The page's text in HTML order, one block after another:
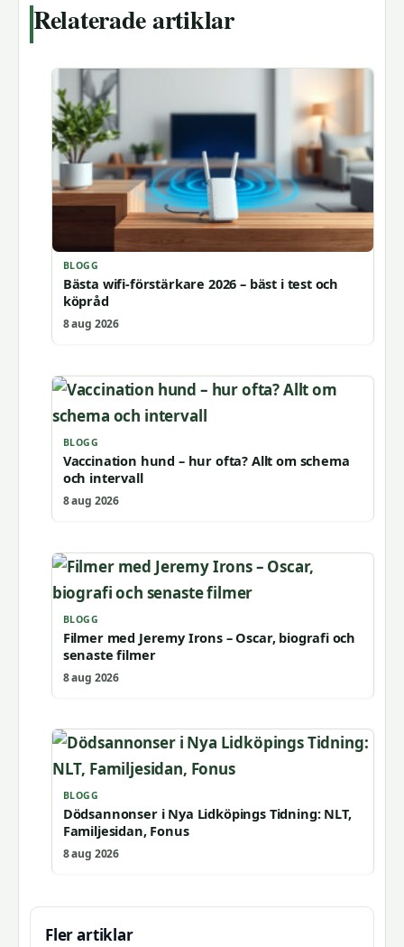
Relaterade artiklar
BLOGG
Bästa wifi-förstärkare 2026 – bäst i test och
köpråd
8 aug 2026
BLOGG
Vaccination hund – hur ofta? Allt om schema
och intervall
8 aug 2026
BLOGG
Filmer med Jeremy Irons – Oscar, biografi och
senaste filmer
8 aug 2026
BLOGG
Dödsannonser i Nya Lidköpings Tidning: NLT,
Familjesidan, Fonus
8 aug 2026
Fler artiklar